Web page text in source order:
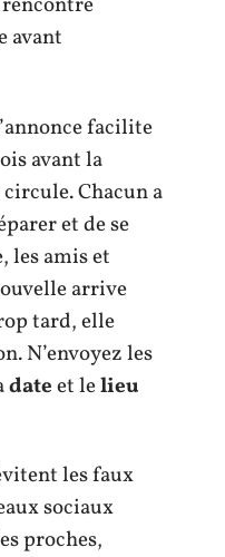
avant
facilite
avant la
Chacun a
et de se
les amis et
arrive
tard, elle
N’envoyez les
dateet lelieu
les faux
sociaux
proches,